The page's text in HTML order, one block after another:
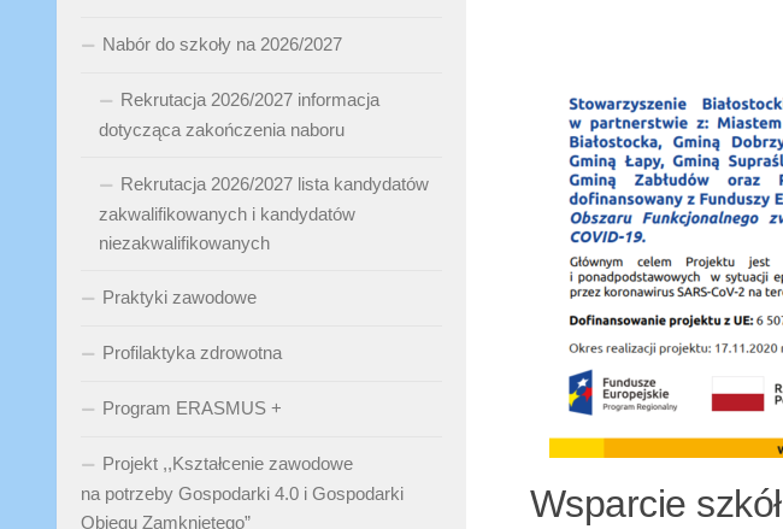
Wsparcie
Nabór do szkoły na 2026/2027
Rekrutacja 2026/2027 informacja
dotycząca zakończenia naboru
Rekrutacja 2026/2027 lista kandydatów
zakwalifikowanych i kandydatów
niezakwalifikowanych
Praktyki zawodowe
Profilaktyka zdrowotna
Program ERASMUS +
Projekt ,,Kształcenie zawodowe
na potrzeby Gospodarki 4.0 i Gospodarki
Obiegu Zamkniętego”